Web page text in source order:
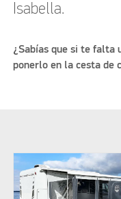
Isabella.
¿Sabías que si te falta
ponerlo en la cesta de